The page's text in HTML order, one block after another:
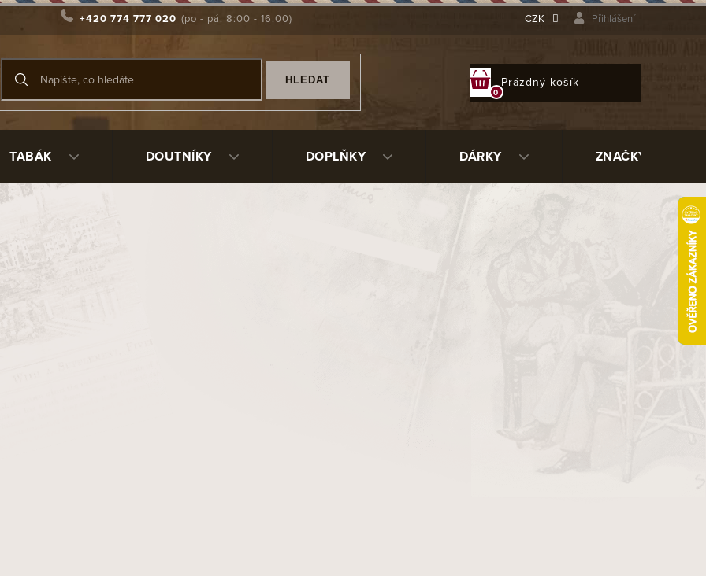
+420 774 777 020 CZK Přihlášení
HLEDAT
KOŠÍK
Prázdný košík
TABÁK DOUTNÍKY DOPLŇKY DÁRKY ZNAČKY
významný a zkušený blender tabáků, svuj sen a v hlavním městě Skotska převzal obchod s
jeho obchod vyhledávaným místem pro kuřáky dýmkového tabáku.Ve své malé továrně míchal
zkušeností nejstarších světových firem vyrábějících dýmky.